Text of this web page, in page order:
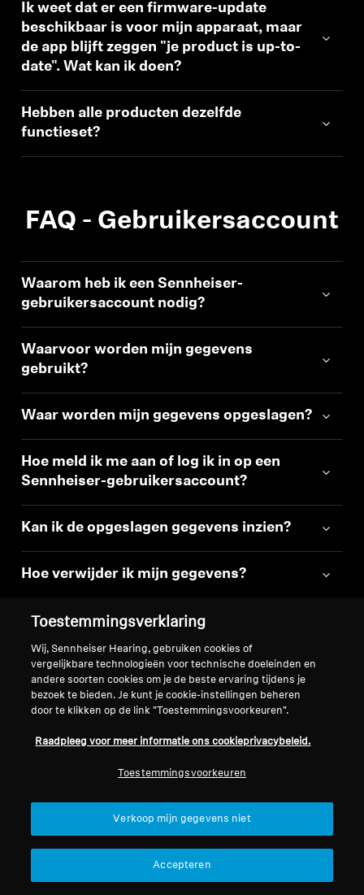
Ik weet dat er een firmware-update
beschikbaar is voor mijn apparaat, maar
de app blijft zeggen "je product is up-to-
date". Wat kan ik doen?
Hebben alle producten dezelfde
functieset?
FAQ - Gebruikersaccount
Waarom heb ik een Sennheiser-
gebruikersaccount nodig?
Waarvoor worden mijn gegevens
gebruikt?
Waar worden mijn gegevens opgeslagen?
Hoe meld ik me aan of log ik in op een
Sennheiser-gebruikersaccount?
Kan ik de opgeslagen gegevens inzien?
Hoe verwijder ik mijn gegevens?
Ik heb geen e-mail met een token
ontvangen tijdens het aanmelden?
Terug naar boven
Herroep overeenkomst
Toestemmingsverklaring
Wij, Sennheiser Hearing, gebruiken cookies of
vergelijkbare technologieën voor technische doeleinden en
andere soorten cookies om je de beste ervaring tijdens je
bezoek te bieden. Je kunt je cookie-instellingen beheren
door te klikken op de link "Toestemmingsvoorkeuren".
Raadpleeg voor meer informatie ons cookieprivacybeleid.
Toestemmingsvoorkeuren
Verkoop mijn gegevens niet
Accepteren